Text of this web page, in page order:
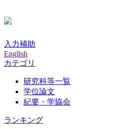
入力補助
English
カテゴリ
研究科等一覧
学位論文
紀要・学協会
ランキング